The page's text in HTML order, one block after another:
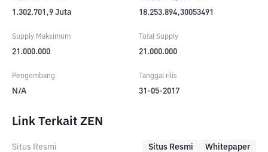
1.302.701,9 Juta 18.253.894,30053491
Supply Maksimum
21.000.000
Total Supply
21.000.000
Pengembang
N/A
Tanggal rilis
31-05-2017
Link Terkait ZEN
Situs Resmi Situs Resmi Whitepaper